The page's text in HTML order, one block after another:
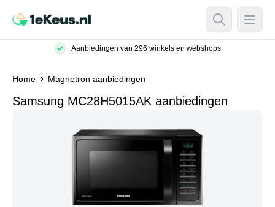
Open Open
Aanbiedingen van 296 winkels en webshops
Home Magnetron aanbiedingen
Samsung MC28H5015AK aanbiedingen